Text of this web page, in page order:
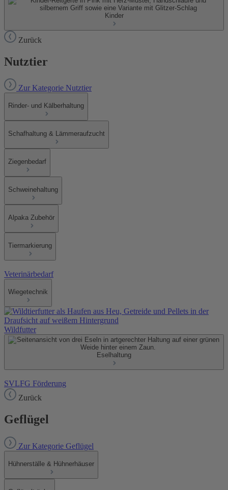
Kinder
Zurück
Nutztier
Zur Kategorie Nutztier
Rinder- und Kälberhaltung
Schafhaltung & Lämmeraufzucht
Ziegenbedarf
Schweinehaltung
Alpaka Zubehör
Tiermarkierung
Veterinärbedarf
Wiegetechnik
Wildfutter
Eselhaltung
SVLFG Förderung
Zurück
Geflügel
Zur Kategorie Geflügel
Hühnerställe & Hühnerhäuser